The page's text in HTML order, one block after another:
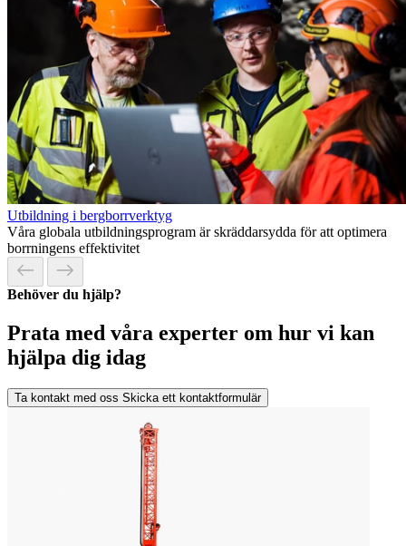
Utbildning i bergborrverktyg
Våra globala utbildningsprogram är skräddarsydda för att optimera
borrningens effektivitet
Behöver du hjälp?
Prata med våra experter om hur vi kan
hjälpa dig idag
Ta kontakt med oss Skicka ett kontaktformulär